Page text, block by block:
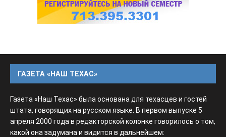
ГАЗЕТА «НАШ ТЕХАС»
Газета «Наш Техас» была основана для техасцев и гостей
штата, говорящих на русском языке. В первом выпуске 5
апреля 2000 года в редакторской колонке говорилось о том,
какой она задумана и видится в дальнейшем: